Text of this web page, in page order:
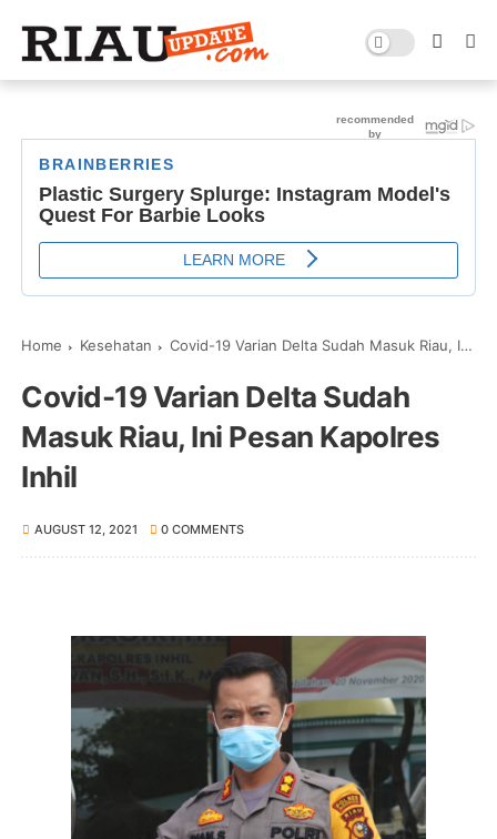
Home Kesehatan Covid-19 Varian Delta Sudah Masuk Riau, Ini Pesan Kapolres Inhil
Covid-19 Varian Delta Sudah
Masuk Riau, Ini Pesan Kapolres
Inhil
AUGUST 12, 2021 0 COMMENTS